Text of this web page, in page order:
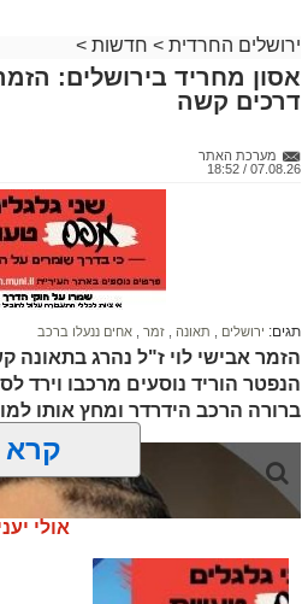
ירושלים החרדית > חדשות >
אסון מחריד בירושלים:
דרכים קשה
מערכת האתר
07.08.26 / 18:52
תגים: ירושלים תאונה זמר אחים ננעלו ברכב
הזמר אבישי לוי ז"ל נהרג בתאונה
הנפטר הוריד נוסעים מרכבו וירד
ברורה הרכב הידרדר ומחץ אותו
קרא
אולי